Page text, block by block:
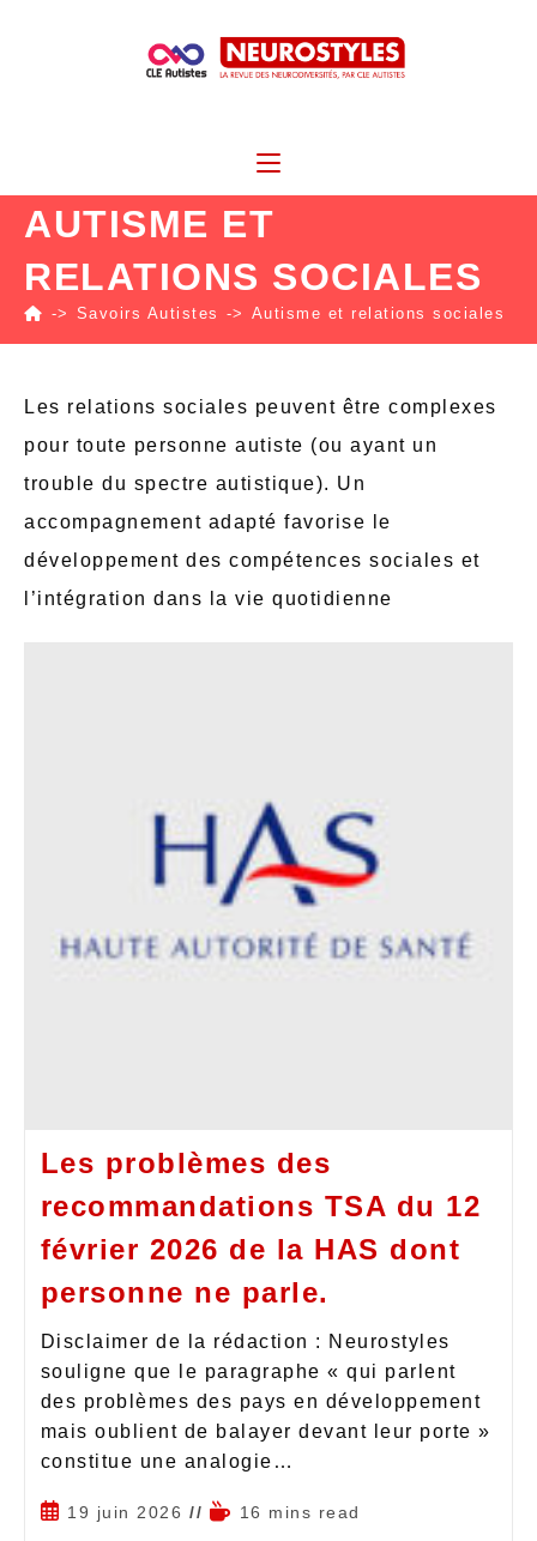
AUTISME ET
RELATIONS SOCIALES
-> Savoirs Autistes -> Autisme et relations sociales
Les relations sociales peuvent être complexes
pour toute personne autiste (ou ayant un
trouble du spectre autistique). Un
accompagnement adapté favorise le
développement des compétences sociales et
l’intégration dans la vie quotidienne
Les problèmes des
recommandations TSA du 12
février 2026 de la HAS dont
personne ne parle.
Disclaimer de la rédaction : Neurostyles
souligne que le paragraphe « qui parlent
des problèmes des pays en développement
mais oublient de balayer devant leur porte »
constitue une analogie…
19 juin 2026 16 mins read